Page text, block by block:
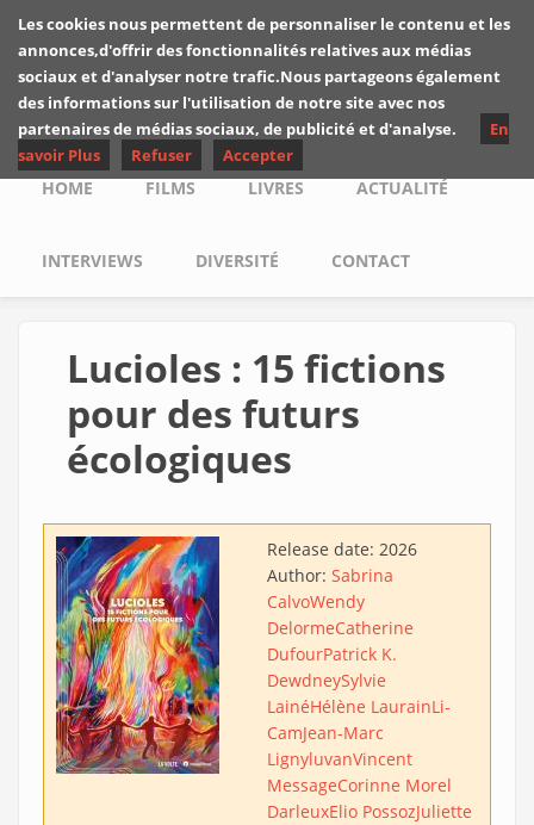
Skip to main content
Les critiques de
Yuyine
Main menu
HOME FILMS LIVRES ACTUALITÉ
INTERVIEWS DIVERSITÉ CONTACT
Lucioles : 15 fictions
pour des futurs
écologiques
Release date: 2026
Author: Sabrina
CalvoWendy
DelormeCatherine
DufourPatrick K.
DewdneySylvie
LainéHélène LaurainLi-
CamJean-Marc
LignyluvanVincent
MessageCorinne Morel
DarleuxElio PossozJuliette
Les cookies nous permettent de personnaliser le contenu et les
annonces,d'offrir des fonctionnalités relatives aux médias
sociaux et d'analyser notre trafic.Nous partageons également
des informations sur l'utilisation de notre site avec nos
partenaires de médias sociaux, de publicité et d'analyse.
En
savoir Plus
Refuser Accepter